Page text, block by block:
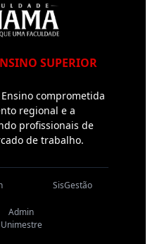
SUPERIOR
comprometida
regional e a
profissionais de
de trabalho.
SisGestão
Admin
Unimestre